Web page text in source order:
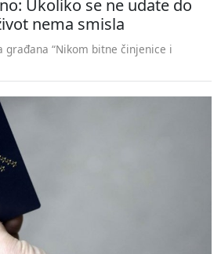
Ukoliko se ne udate do
nema smisla
građana “Nikom bitne činjenice i